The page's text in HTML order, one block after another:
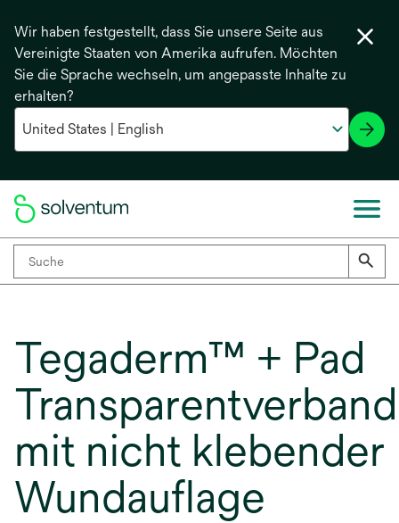
Wir haben festgestellt, dass Sie unsere Seite aus
Vereinigte Staaten von Amerika aufrufen. Möchten
Sie die Sprache wechseln, um angepasste Inhalte zu
erhalten?
Tegaderm™ + Pad
Transparentverband
mit nicht klebender
Wundauflage